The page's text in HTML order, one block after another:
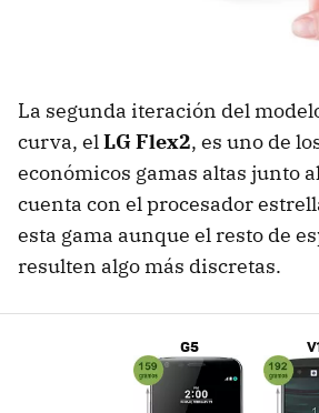
La segunda iteración del
curva, elLG Flex2, es uno de
económicos gamas altas junto
cuenta con el procesador
esta gama aunque el resto de
resulten algo más discretas.
G5